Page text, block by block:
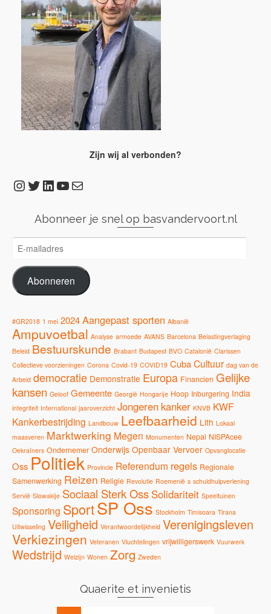
Zijn wij al verbonden?
Instagram
Twitter
LinkedIn
YouTube
E-mail
Abonneer je snel op basvandervoort.nl
E-
mailadres
Abonneren
#GR2018 1 mei 2024Aangepast sporten Albanië
Ampuvoetbal Analyse armoede AVANS Barcelona Belastingverlaging
Beleid Bestuurskunde Brabant Budapest BVO Catalonië Clarissen
Collectieve voorzieningen Corona Covid-19 COVID19 CubaCultuur dag van de
Arbeid democratie Demonstratie Europa Financien Gelijke
kansen Geloof Gemeente Georgië Hongarije Hoop Inburgering India
integriteit International jaaroverzicht Jongeren kanker KNVB KWF
Kankerbestrijding Landbouw Leefbaarheid Lith Lokaal
maasveren Marktwerking Megen Monumenten Nepal NISPAcee
Oekraïners Ondernemer Onderwijs Openbaar Vervoer Opvanglocatie
Oss Politiek Provincie Referendum regels Regionale
Samenwerking Reizen Religie Revolutie Roemenië s schuldhulpverlening
Servië Slowakije Sociaal Sterk Oss Solidariteit Speeltuinen
Sponsoring SportSP Oss Stockholm Timisoara Tirana
Uitwisseling Veiligheid Verantwoordelijkheid Verenigingsleven
Verkiezingen Veteranen Vluchtelingen vrijwilligerswerk Vuurwerk
Wedstrijd Welzijn Wonen Zorg Zweden
Quaerite et invenietis